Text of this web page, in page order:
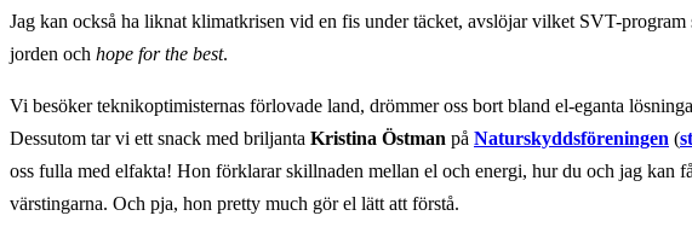
Jag kan också ha liknat klimatkrisen vid en fis under täcket, avslöjar vilket SVT-
jorden och hope for the best.
Vi besöker teknikoptimisternas förlovade land, drömmer oss bort bland el-eganta
Dessutom tar vi ett snack med briljanta Kristina Östman på Naturskyddsföreningen (
oss fulla med elfakta! Hon förklarar skillnaden mellan el och energi, hur du och jag kan
värstingarna. Och pja, hon pretty much gör el lätt att förstå.